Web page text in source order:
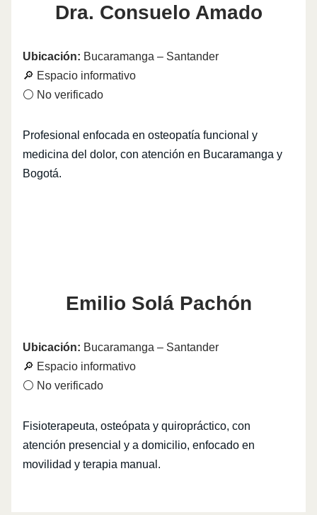
Dra. Consuelo Amado
Ubicación: Bucaramanga – Santander
🔎 Espacio informativo
⚪ No verificado
Profesional enfocada en osteopatía funcional y
medicina del dolor, con atención en Bucaramanga y
Bogotá.
Emilio Solá Pachón
Ubicación: Bucaramanga – Santander
🔎 Espacio informativo
⚪ No verificado
Fisioterapeuta, osteópata y quiropráctico, con
atención presencial y a domicilio, enfocado en
movilidad y terapia manual.